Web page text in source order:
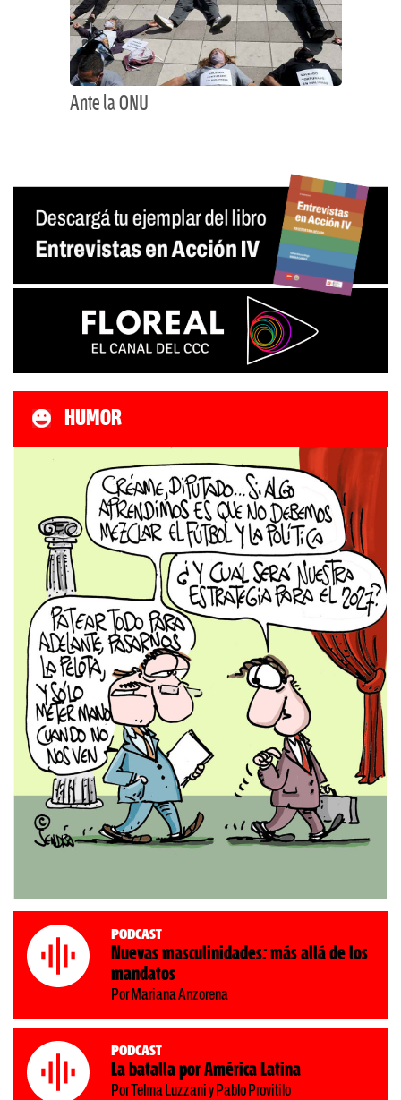
Ante la ONU
HUMOR
Podcast
Nuevas masculinidades: más allá de los
mandatos
Por Mariana Anzorena
Podcast
La batalla por América Latina
Por Telma Luzzani y Pablo Provitilo